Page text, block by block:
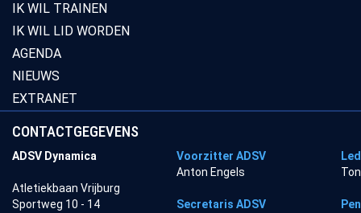
IK WIL TRAINEN
IK WIL LID WORDEN
AGENDA
NIEUWS
EXTRANET
CONTACTGEGEVENS
ADSV Dynamica Voorzitter ADSV
Anton Engels
Atletiekbaan Vrijburg
Sportweg 10 - 14
Secretaris ADSV